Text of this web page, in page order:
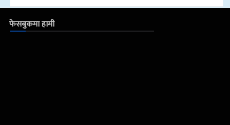
फेसबुकमा हामी